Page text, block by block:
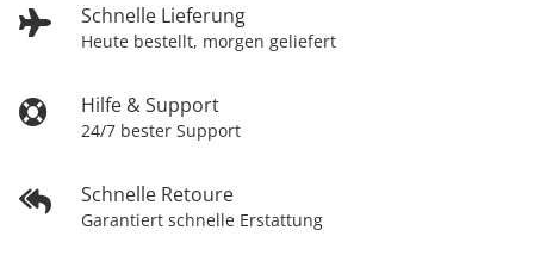
Schnelle Lieferung
Heute bestellt, morgen geliefert
Hilfe & Support
24/7 bester Support
Schnelle Retoure
Garantiert schnelle Erstattung